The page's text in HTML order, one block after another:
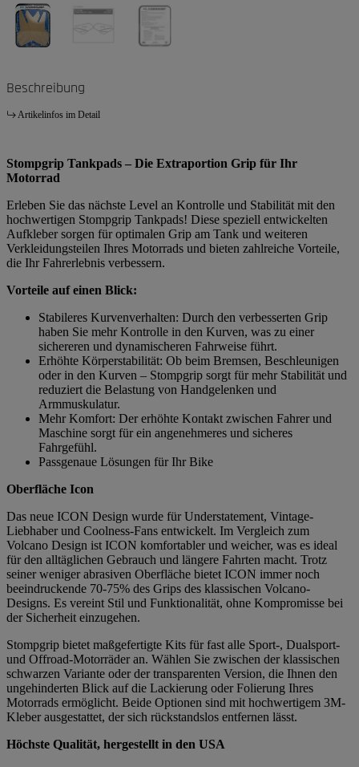
Beschreibung
Artikelinfos im Detail
Stompgrip Tankpads – Die Extraportion Grip für Ihr
Motorrad
Erleben Sie das nächste Level an Kontrolle und Stabilität mit den
hochwertigen Stompgrip Tankpads! Diese speziell entwickelten
Aufkleber sorgen für optimalen Grip am Tank und weiteren
Verkleidungsteilen Ihres Motorrads und bieten zahlreiche Vorteile,
die Ihr Fahrerlebnis verbessern.
Vorteile auf einen Blick:
Stabileres Kurvenverhalten: Durch den verbesserten Grip
haben Sie mehr Kontrolle in den Kurven, was zu einer
sichereren und dynamischeren Fahrweise führt.
Erhöhte Körperstabilität: Ob beim Bremsen, Beschleunigen
oder in den Kurven – Stompgrip sorgt für mehr Stabilität und
reduziert die Belastung von Handgelenken und
Armmuskulatur.
Mehr Komfort: Der erhöhte Kontakt zwischen Fahrer und
Maschine sorgt für ein angenehmeres und sicheres
Fahrgefühl.
Passgenaue Lösungen für Ihr Bike
Oberfläche Icon
Das neue ICON Design wurde für Understatement, Vintage-
Liebhaber und Coolness-Fans entwickelt. Im Vergleich zum
Volcano Design ist ICON komfortabler und weicher, was es ideal
für den alltäglichen Gebrauch und längere Fahrten macht. Trotz
seiner weniger abrasiven Oberfläche bietet ICON immer noch
beeindruckende 70-75% des Grips des klassischen Volcano-
Designs. Es vereint Stil und Funktionalität, ohne Kompromisse bei
der Sicherheit einzugehen.
Stompgrip bietet maßgefertigte Kits für fast alle Sport-, Dualsport-
und Offroad-Motorräder an. Wählen Sie zwischen der klassischen
schwarzen Variante oder der transparenten Version, die Ihnen den
ungehinderten Blick auf die Lackierung oder Folierung Ihres
Motorrads ermöglicht. Beide Optionen sind mit hochwertigem 3M-
Kleber ausgestattet, der sich rückstandslos entfernen lässt.
Höchste Qualität, hergestellt in den USA